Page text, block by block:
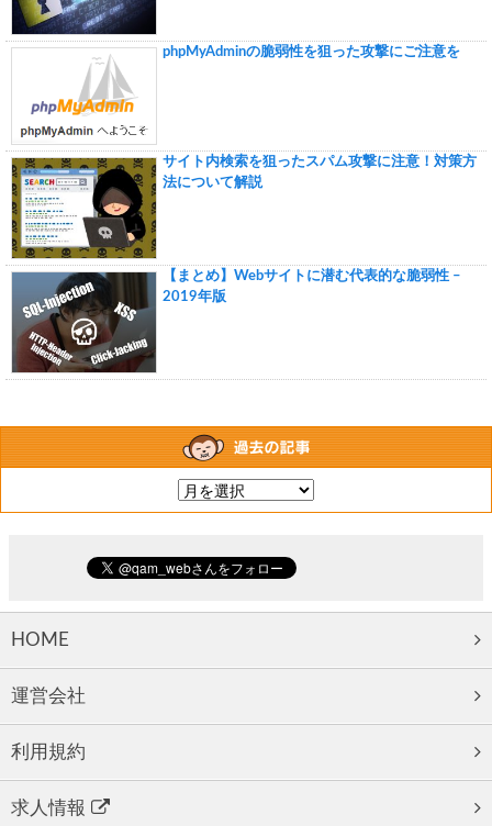
phpMyAdminの脆弱性を狙った攻撃にご注意を
サイト内検索を狙ったスパム攻撃に注意！対策方
法について解説
【まとめ】Webサイトに潜む代表的な脆弱性 –
2019年版
HOME
運営会社
利用規約
求人情報